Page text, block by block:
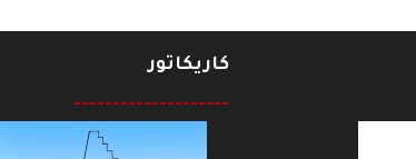
كاريكاتور
--------------------